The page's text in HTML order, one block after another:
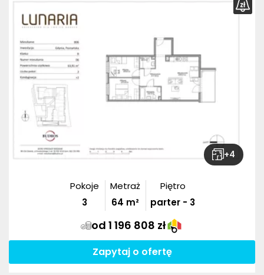
+4
Pokoje
3
Metraż
64 m²
Piętro
parter - 3
od 1 196 808 zł
Zapytaj o ofertę